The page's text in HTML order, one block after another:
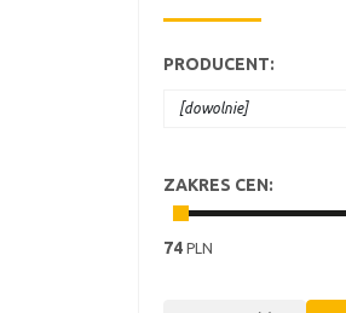
PRODUCENT:
ZAKRES CEN:
74 PLN